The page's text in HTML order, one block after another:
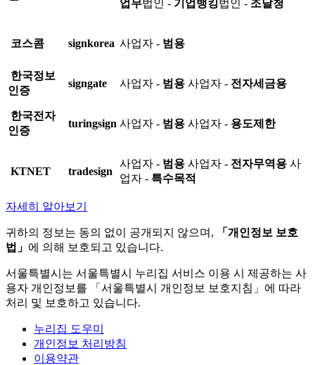
업무법인 - 기업뱅킹법인 - 조달청
코스콤 signkorea 사업자 - 범용
한국정보
인증
signgate 사업자 - 범용 사업자 - 전자세금용
한국전자
인증
turingsign 사업자 - 범용 사업자 - 용도제한
KTNET tradesign
사업자 - 범용 사업자 - 전자무역용 사
업자 - 특수목적
자세히 알아보기
귀하의 정보는 동의 없이 공개되지 않으며,
「개인정보 보호
법」 에 의해 보호되고 있습니다.
서울특별시는 서울특별시 누리집 서비스 이용 시 제공하는 사
용자 개인정보를 「서울특별시 개인정보 보호지침」에 따라
처리 및 보호하고 있습니다.
누리집 도우미
개인정보 처리방침
이용약관